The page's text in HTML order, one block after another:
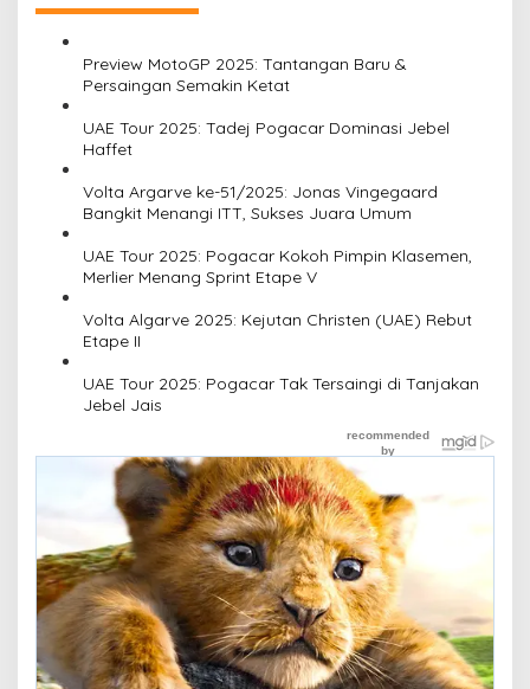
Preview MotoGP 2025: Tantangan Baru &
Persaingan Semakin Ketat
UAE Tour 2025: Tadej Pogacar Dominasi Jebel
Haffet
Volta Argarve ke-51/2025: Jonas Vingegaard
Bangkit Menangi ITT, Sukses Juara Umum
UAE Tour 2025: Pogacar Kokoh Pimpin Klasemen,
Merlier Menang Sprint Etape V
Volta Algarve 2025: Kejutan Christen (UAE) Rebut
Etape II
UAE Tour 2025: Pogacar Tak Tersaingi di Tanjakan
Jebel Jais